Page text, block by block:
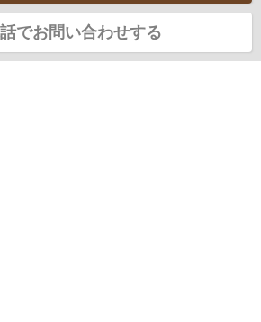
でお問い合わせする